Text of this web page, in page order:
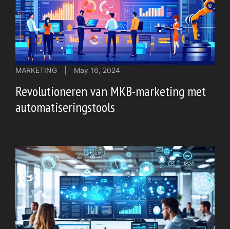
MARKETING May 16, 2024
Revolutioneren van MKB-marketing met
automatiseringstools